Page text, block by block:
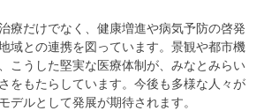
療だけでなく、健康増進や病気予防の啓発
域との連携を図っています。景観や都市機
こうした堅実な医療体制が、みなとみらい
をもたらしています。今後も多様な人々が
デルとして発展が期待されます。